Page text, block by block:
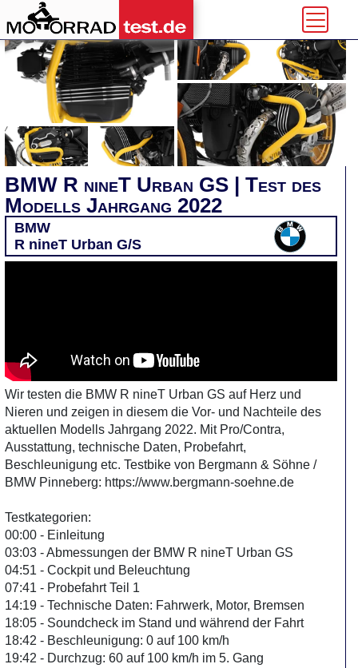
BMW R nineT Urban GS | Test des
Modells Jahrgang 2022
BMW
R nineT Urban G/S
Wir testen die BMW R nineT Urban GS auf Herz und
Nieren und zeigen in diesem die Vor- und Nachteile des
aktuellen Modells Jahrgang 2022. Mit Pro/Contra,
Ausstattung, technische Daten, Probefahrt,
Beschleunigung etc. Testbike von Bergmann & Söhne /
BMW Pinneberg: https://www.bergmann-soehne.de
Testkategorien:
00:00 - Einleitung
03:03 - Abmessungen der BMW R nineT Urban GS
04:51 - Cockpit und Beleuchtung
07:41 - Probefahrt Teil 1
14:19 - Technische Daten: Fahrwerk, Motor, Bremsen
18:05 - Soundcheck im Stand und während der Fahrt
18:42 - Beschleunigung: 0 auf 100 km/h
19:42 - Durchzug: 60 auf 100 km/h im 5. Gang